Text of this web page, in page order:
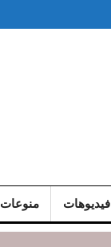
فيديوهات منوعات